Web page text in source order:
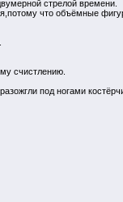
стрелой времени.
что объёмные
счистлению.
под ногами